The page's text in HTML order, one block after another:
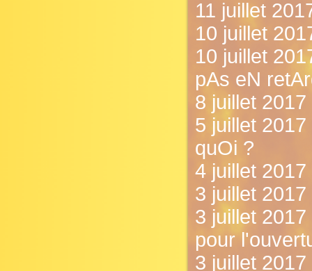
11 juillet
10 juillet
10 juillet
pAs eN
8 juillet
5 juillet
quOi ?
4 juillet
3 juillet
3 juillet
pour
3 juillet